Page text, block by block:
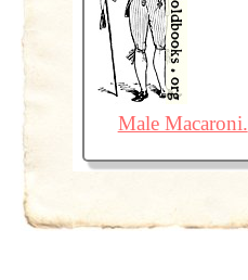
Male Macaroni.